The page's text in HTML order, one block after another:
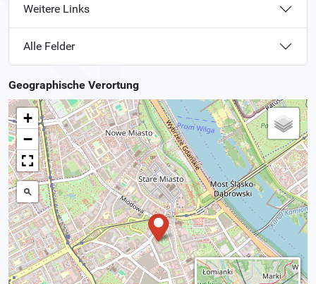
Weitere Links
Alle Felder
Geographische Verortung
+
−